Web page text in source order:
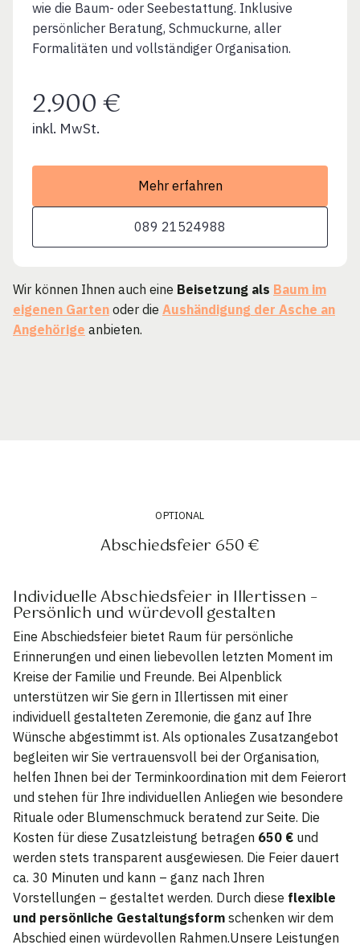
wie die Baum- oder Seebestattung. Inklusive
persönlicher Beratung, Schmuckurne, aller
Formalitäten und vollständiger Organisation.
2.900 €
inkl. MwSt.
Mehr erfahren
089 21524988
Wir können Ihnen auch eine Beisetzung als Baum im
eigenen Garten oder die Aushändigung der Asche an
Angehörige anbieten.
OPTIONAL
Abschiedsfeier 650 €
Individuelle Abschiedsfeier in Illertissen –
Persönlich und würdevoll gestalten
Eine Abschiedsfeier bietet Raum für persönliche
Erinnerungen und einen liebevollen letzten Moment im
Kreise der Familie und Freunde. Bei Alpenblick
unterstützen wir Sie gern in Illertissen mit einer
individuell gestalteten Zeremonie, die ganz auf Ihre
Wünsche abgestimmt ist. Als optionales Zusatzangebot
begleiten wir Sie vertrauensvoll bei der Organisation,
helfen Ihnen bei der Terminkoordination mit dem Feierort
und stehen für Ihre individuellen Anliegen wie besondere
Rituale oder Blumenschmuck beratend zur Seite. Die
Kosten für diese Zusatzleistung betragen 650 € und
werden stets transparent ausgewiesen. Die Feier dauert
ca. 30 Minuten und kann – ganz nach Ihren
Vorstellungen – gestaltet werden. Durch diese flexible
und persönliche Gestaltungsform schenken wir dem
Abschied einen würdevollen Rahmen.Unsere Leistungen